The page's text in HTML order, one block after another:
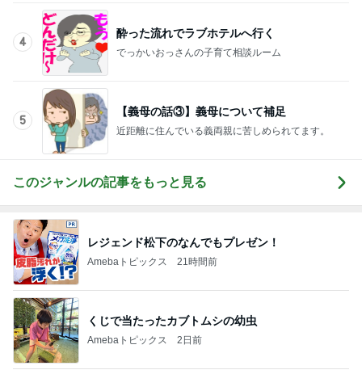
5
【義母の話③】義母について補足
近距離に住んでいる義両親に苦しめられてます。
このジャンルの記事をもっと見る
Amebaトピックス 21時間前
くじで当たったカブトムシの幼虫
Amebaトピックス 2日前
だいた 習慣になったマッサージの香り
Amebaトピックス 2日前